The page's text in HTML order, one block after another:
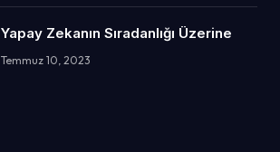
Yapay Zekanın Sıradanlığı Üzerine
Temmuz 10, 2023